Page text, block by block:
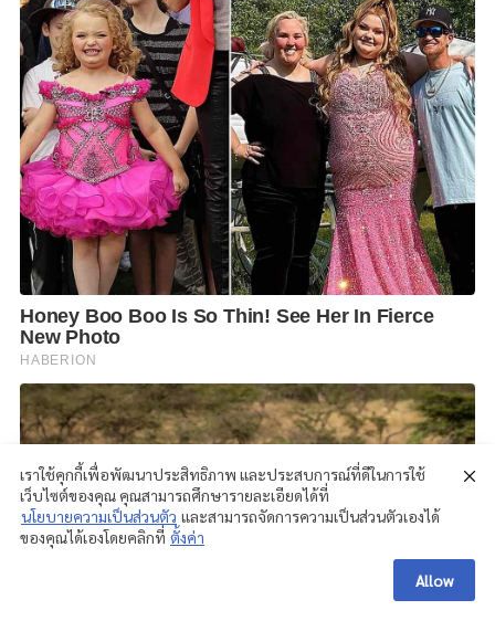
เราใช้คุกกี้เพื่อพัฒนาประสิทธิภาพ และประสบการณ์ที่ดีในการใช้
เว็บไซต์ของคุณ คุณสามารถศึกษารายละเอียดได้ที่
นโยบายความเป็นส่วนตัว และสามารถจัดการความเป็นส่วนตัวเองได้
ของคุณได้เองโดยคลิกที่ ตั้งค่า
Allow